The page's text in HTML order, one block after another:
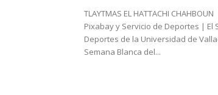
TLAYTMAS EL HATTACHI
Pixabay y Servicio de Deportes | El
Deportes de la Universidad de
Semana Blanca del...